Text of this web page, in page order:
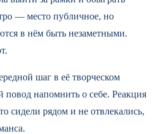
— место публичное, но
в нём быть незаметными.
шаг в её творческом
напомнить о себе. Реакция
сидели рядом и не отвлекались,